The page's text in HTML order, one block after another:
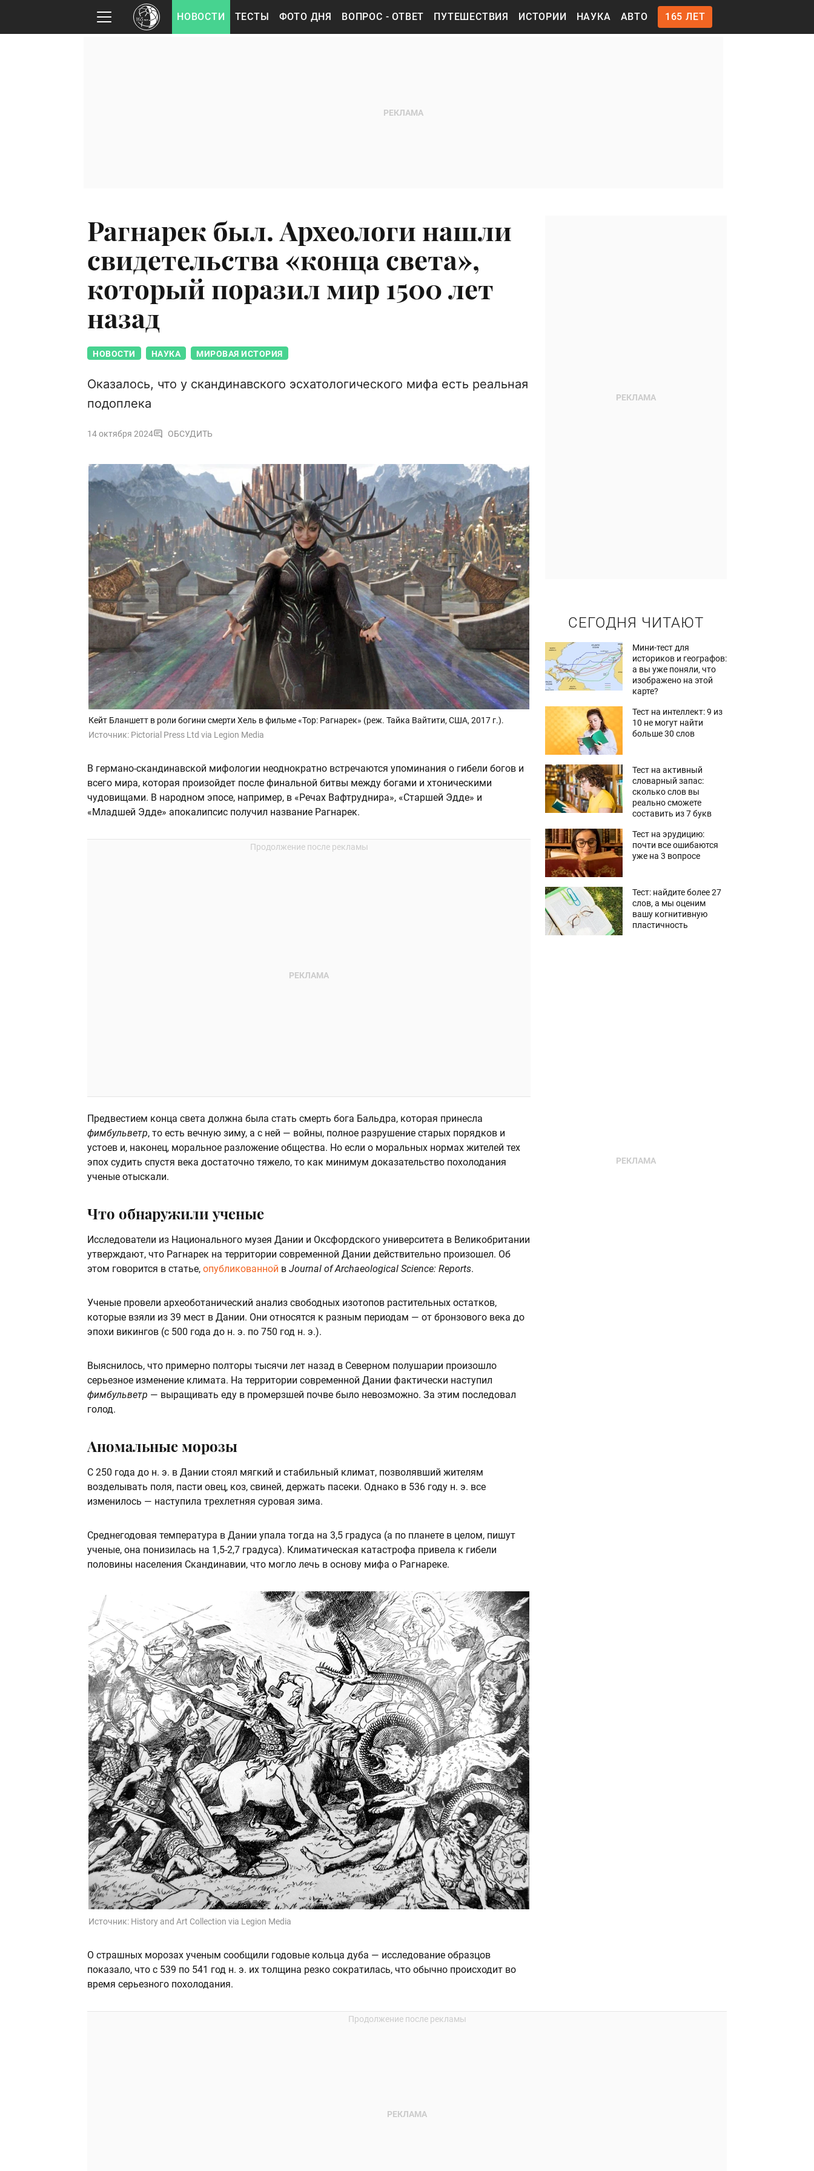
НОВОСТИ ТЕСТЫ ФОТО ДНЯ ВОПРОС - ОТВЕТ ПУТЕШЕСТВИЯ ИСТОРИИ НАУКА АВТО 165 ЛЕТ
Рагнарек был. Археологи нашли
свидетельства «конца света»,
который поразил мир 1500 лет
назад
НОВОСТИ НАУКА МИРОВАЯ ИСТОРИЯ
Оказалось, что у скандинавского эсхатологического мифа есть реальная
подоплека
14 октября 2024 ОБСУДИТЬ
Кейт Бланшетт в роли богини смерти Хель в фильме «Тор: Рагнарек» (реж. Тайка Вайтити, США, 2017 г.).
Источник: Pictorial Press Ltd via Legion Media
В германо-скандинавской мифологии неоднократно встречаются упоминания о гибели богов и
всего мира, которая произойдет после финальной битвы между богами и хтоническими
чудовищами. В народном эпосе, например, в «Речах Вафтруднира», «Старшей Эдде» и
«Младшей Эдде» апокалипсис получил название Рагнарек.
Предвестием конца света должна была стать смерть бога Бальдра, которая принесла
фимбульветр, то есть вечную зиму, а с ней — войны, полное разрушение старых порядков и
устоев и, наконец, моральное разложение общества. Но если о моральных нормах жителей тех
эпох судить спустя века достаточно тяжело, то как минимум доказательство похолодания
ученые отыскали.
Что обнаружили ученые
Исследователи из Национального музея Дании и Оксфордского университета в Великобритании
утверждают, что Рагнарек на территории современной Дании действительно произошел. Об
этом говорится в статье, опубликованной в Journal of Archaeological Science: Reports.
Ученые провели археоботанический анализ свободных изотопов растительных остатков,
которые взяли из 39 мест в Дании. Они относятся к разным периодам — от бронзового века до
эпохи викингов (с 500 года до н. э. по 750 год н. э.).
Выяснилось, что примерно полторы тысячи лет назад в Северном полушарии произошло
серьезное изменение климата. На территории современной Дании фактически наступил
фимбульветр — выращивать еду в промерзшей почве было невозможно. За этим последовал
голод.
Аномальные морозы
С 250 года до н. э. в Дании стоял мягкий и стабильный климат, позволявший жителям
возделывать поля, пасти овец, коз, свиней, держать пасеки. Однако в 536 году н. э. все
изменилось — наступила трехлетняя суровая зима.
Среднегодовая температура в Дании упала тогда на 3,5 градуса (а по планете в целом, пишут
ученые, она понизилась на 1,5-2,7 градуса). Климатическая катастрофа привела к гибели
половины населения Скандинавии, что могло лечь в основу мифа о Рагнареке.
Источник: History and Art Collection via Legion Media
О страшных морозах ученым сообщили годовые кольца дуба — исследование образцов
показало, что с 539 по 541 год н. э. их толщина резко сократилась, что обычно происходит во
время серьезного похолодания.
СЕГОДНЯ ЧИТАЮТ
Мини-тест для
историков и географов:
а вы уже поняли, что
изображено на этой
карте?
Тест на интеллект: 9 из
10 не могут найти
больше 30 слов
Тест на активный
словарный запас:
сколько слов вы
реально сможете
составить из 7 букв
Тест на эрудицию:
почти все ошибаются
уже на 3 вопросе
Тест: найдите более 27
слов, а мы оценим
вашу когнитивную
пластичность